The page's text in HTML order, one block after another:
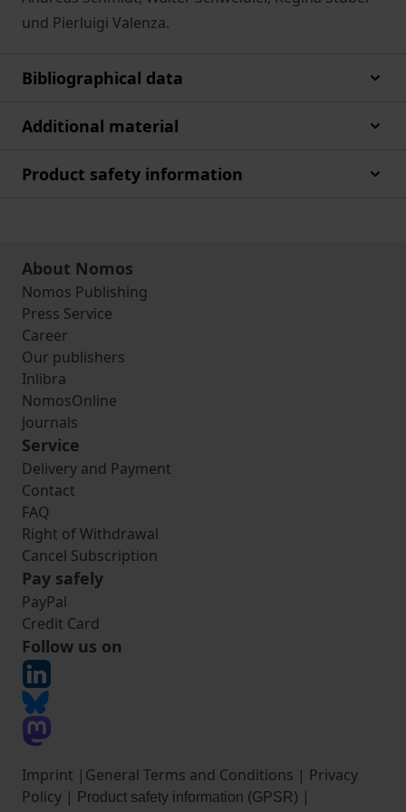
und Pierluigi Valenza.
Bibliographical data
Additional material
Product safety information
About Nomos
Nomos Publishing
Press Service
Career
Our publishers
Inlibra
NomosOnline
Journals
Service
Delivery and Payment
Contact
FAQ
Right of Withdrawal
Cancel Subscription
Pay safely
PayPal
Credit Card
Follow us on
Imprint | General Terms and Conditions | Privacy
Policy | Product safety information (GPSR) |